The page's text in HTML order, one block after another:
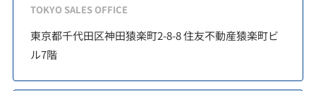
TOKYO SALES OFFICE
東京都千代田区神田猿楽町2-8-8 住友不動産猿楽町ビ
ル7階